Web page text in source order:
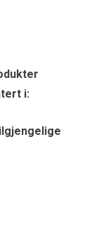
i: